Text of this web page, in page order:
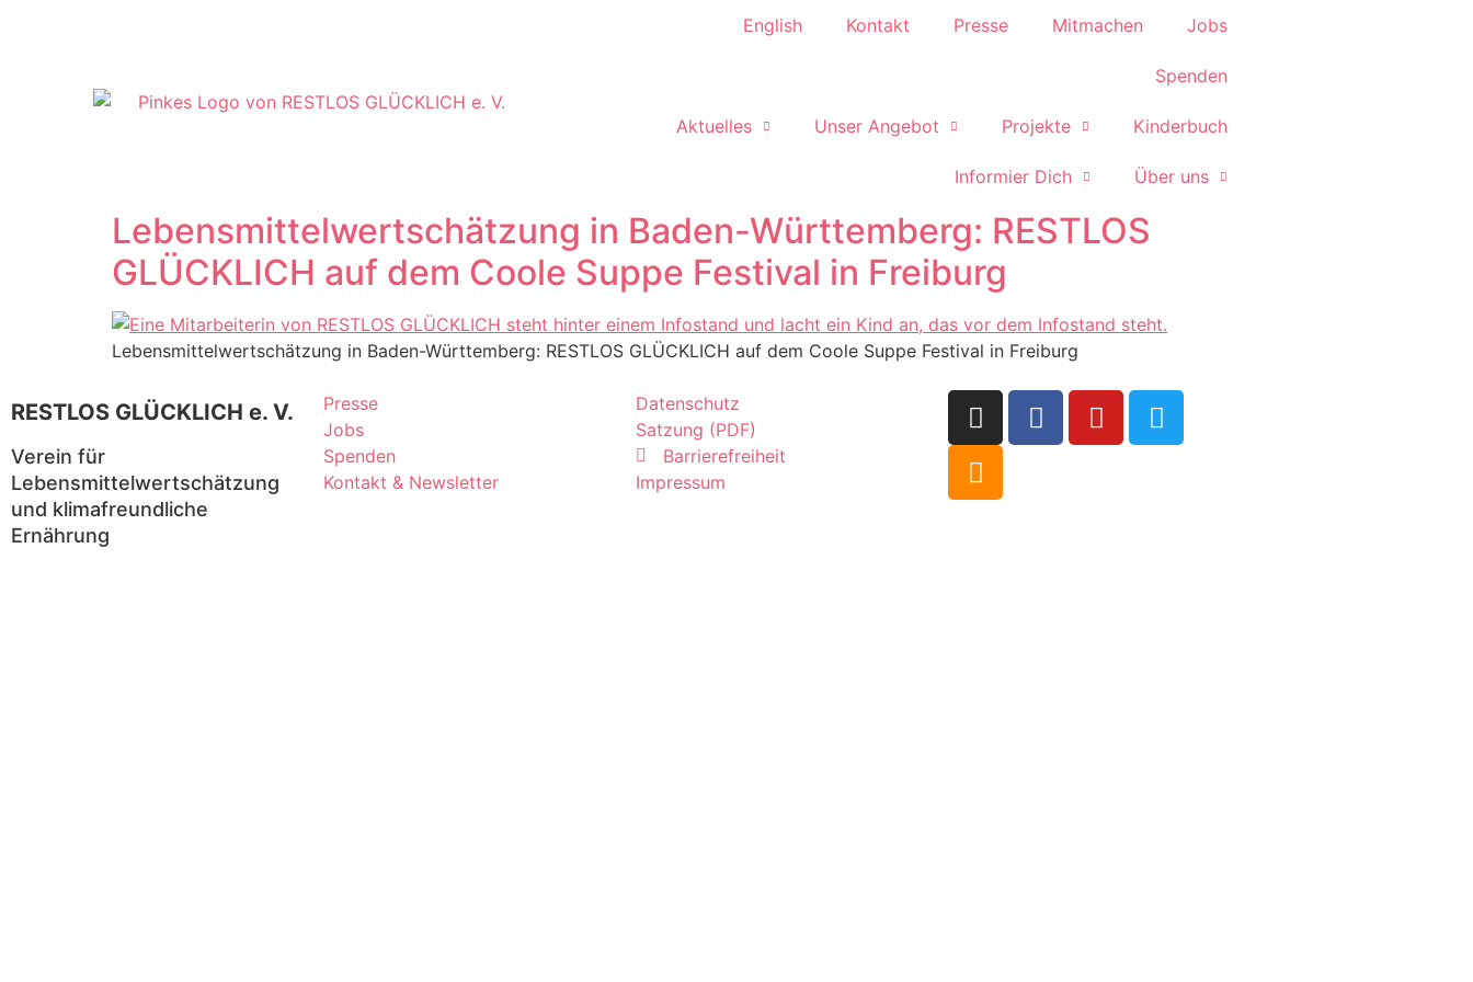
English Kontakt Presse Mitmachen Jobs
Spenden
Aktuelles Unser Angebot Projekte Kinderbuch
Informier Dich Über uns
Lebensmittelwertschätzung in Baden-Württemberg: RESTLOS
GLÜCKLICH auf dem Coole Suppe Festival in Freiburg
Lebensmittelwertschätzung in Baden-Württemberg: RESTLOS GLÜCKLICH auf dem Coole Suppe Festival in Freiburg
RESTLOS GLÜCKLICH e. V.
Verein für
Lebensmittelwertschätzung
und klimafreundliche
Ernährung
Presse
Jobs
Spenden
Kontakt & Newsletter
Datenschutz
Satzung (PDF)
Barrierefreiheit
Impressum